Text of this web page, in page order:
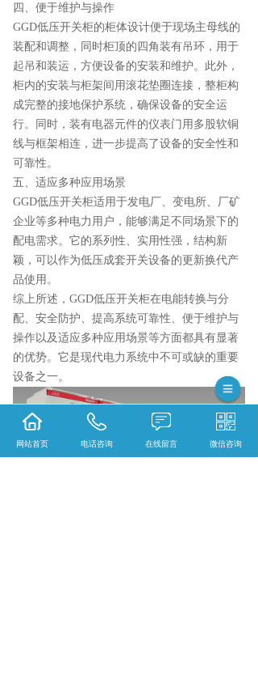
四、便于维护与操作
GGD低压开关柜的柜体设计便于现场主母线的
装配和调整，同时柜顶的四角装有吊环，用于
起吊和装运，方便设备的安装和维护。此外，
柜内的安装与柜架间用滚花垫圈连接，整柜构
成完整的接地保护系统，确保设备的安全运
行。同时，装有电器元件的仪表门用多股软铜
线与框架相连，进一步提高了设备的安全性和
可靠性。
五、适应多种应用场景
GGD低压开关柜适用于发电厂、变电所、厂矿
企业等多种电力用户，能够满足不同场景下的
配电需求。它的系列性、实用性强，结构新
颖，可以作为低压成套开关设备的更新换代产
品使用。
综上所述，GGD低压开关柜在电能转换与分
配、安全防护、提高系统可靠性、便于维护与
操作以及适应多种应用场景等方面都具有显著
的优势。它是现代电力系统中不可或缺的重要
设备之一。
网站首页 电话咨询 在线留言 微信咨询